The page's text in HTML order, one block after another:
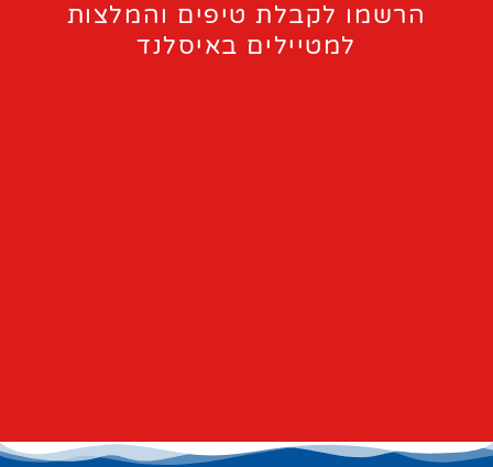
הרשמו לקבלת טיפים והמלצות
למטיילים באיסלנד